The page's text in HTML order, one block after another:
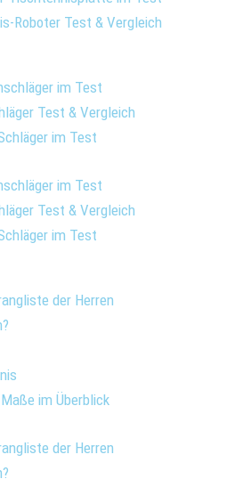
Roboter Test & Vergleich
im Test
Test & Vergleich
im Test
im Test
Test & Vergleich
im Test
der Herren
im Überblick
der Herren